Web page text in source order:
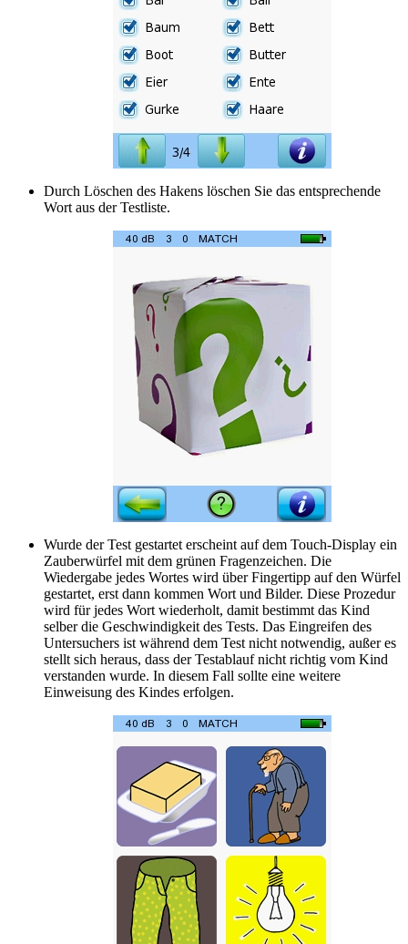
Durch Löschen des Hakens löschen Sie das entsprechende
Wort aus der Testliste.
Wurde der Test gestartet erscheint auf dem Touch-Display ein
Zauberwürfel mit dem grünen Fragenzeichen. Die
Wiedergabe jedes Wortes wird über Fingertipp auf den Würfel
gestartet, erst dann kommen Wort und Bilder. Diese Prozedur
wird für jedes Wort wiederholt, damit bestimmt das Kind
selber die Geschwindigkeit des Tests. Das Eingreifen des
Untersuchers ist während dem Test nicht notwendig, außer es
stellt sich heraus, dass der Testablauf nicht richtig vom Kind
verstanden wurde. In diesem Fall sollte eine weitere
Einweisung des Kindes erfolgen.